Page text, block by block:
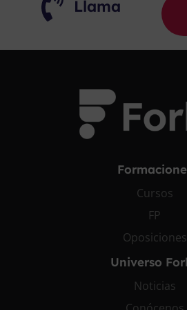
Llama
Cursos
FP
Oposiciones
Universo
Noticias